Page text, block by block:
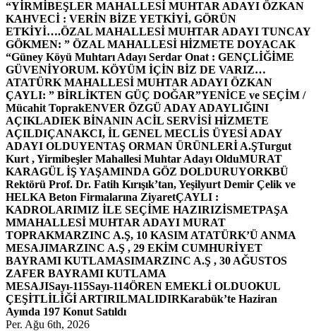
“YİRMİBEŞLER MAHALLESİ MUHTAR ADAYI ÖZKAN
KAHVECİ : VERİN BİZE YETKİYİ, GÖRÜN
ETKİYİ….ÖZAL MAHALLESİ MUHTAR ADAYI TUNCAY
GÖKMEN: ” ÖZAL MAHALLESİ HİZMETE DOYACAK
“Güney Köyü Muhtarı Adayı Serdar Onat : GENÇLİĞİME
GÜVENİYORUM. KÖYÜM İÇİN BİZ DE VARIZ…
ATATÜRK MAHALLESİ MUHTAR ADAYI ÖZKAN
ÇAYLI: ” BİRLİKTEN GÜÇ DOĞAR”YENİCE ve SEÇİM /
Mücahit ToprakENVER ÖZGÜ ADAY ADAYLIĞINI
AÇIKLADIEK BİNANIN ACİL SERVİSİ HİZMETE
AÇILDIÇANAKCI, İL GENEL MECLİS ÜYESİ ADAY
ADAYI OLDUYENTAŞ ORMAN ÜRÜNLERİ A.ŞTurgut
Kurt , Yirmibeşler Mahallesi Muhtar Adayı OlduMURAT
KARAGÜL İŞ YAŞAMINDA GÖZ DOLDURUYORKBÜ
Rektörü Prof. Dr. Fatih Kırışık’tan, Yeşilyurt Demir Çelik ve
HELKA Beton Firmalarına ZiyaretÇAYLI :
KADROLARIMIZ İLE SEÇİME HAZIRIZİSMETPAŞA
MMAHALLESİ MUHTAR ADAYI MURAT
TOPRAKMARZINC A.Ş, 10 KASIM ATATÜRK’Ü ANMA
MESAJIMARZINC A.Ş , 29 EKİM CUMHURİYET
BAYRAMI KUTLAMASIMARZINC A.Ş , 30 AĞUSTOS
ZAFER BAYRAMI KUTLAMA
MESAJISayı-115Sayı-114ÖREN EMEKLİ OLDUOKUL
ÇEŞİTLİLİĞİ ARTIRILMALIDIRKarabük’te Haziran
Ayında 197 Konut Satıldı
Per. Ağu 6th, 2026